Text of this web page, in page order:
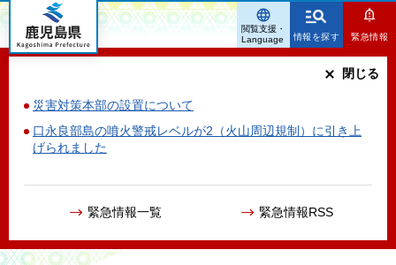
鹿児島県
情報を探す 緊急情報
災害対策本部の設置について
口永良部島の噴火警戒レベルが2（火山周辺規制）に引き上
げられました
緊急情報一覧 緊急情報RSS
閉じる
閲覧支援・
Language